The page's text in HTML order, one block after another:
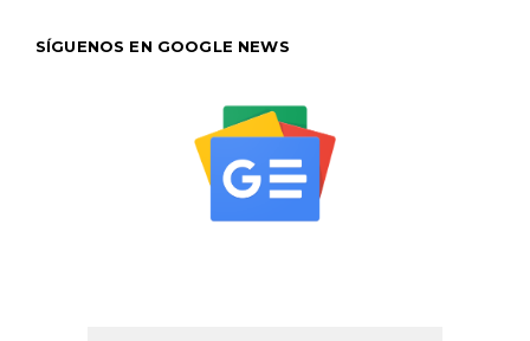
SÍGUENOS EN GOOGLE NEWS